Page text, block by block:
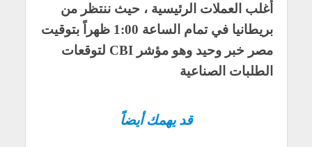
أغلب العملات الرئيسية ، حيث ننتظر من
بريطانيا في تمام الساعة 1:00 ظهراً بتوقيت
مصر خبر وحيد وهو مؤشر CBI لتوقعات
الطلبات الصناعية
قد يهمك أيضاً